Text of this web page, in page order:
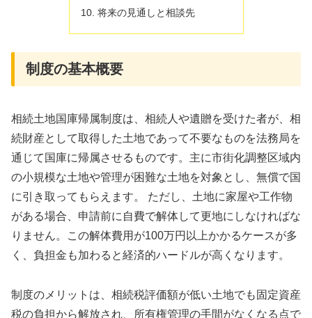
将来の見通しと相談先
制度の基本概要
相続土地国庫帰属制度は、相続人や遺贈を受けた者が、相
続財産として取得した土地であって不要なものを法務局を
通じて国庫に帰属させるものです。主に市街化調整区域内
の小規模な土地や管理が困難な土地を対象とし、無償で国
に引き取ってもらえます。 ただし、土地に家屋や工作物
がある場合、申請前に自費で解体して更地にしなければな
りません。この解体費用が100万円以上かかるケースが多
く、負担金も加わると経済的ハードルが高くなります。
制度のメリットは、相続税評価額が低い土地でも固定資産
税の負担から解放され、所有権管理の手間がなくなる点で